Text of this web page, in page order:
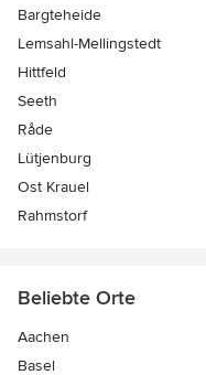
Bargteheide
Lemsahl-Mellingstedt
Hittfeld
Seeth
Råde
Lütjenburg
Ost Krauel
Rahmstorf
Beliebte Orte
Aachen
Basel